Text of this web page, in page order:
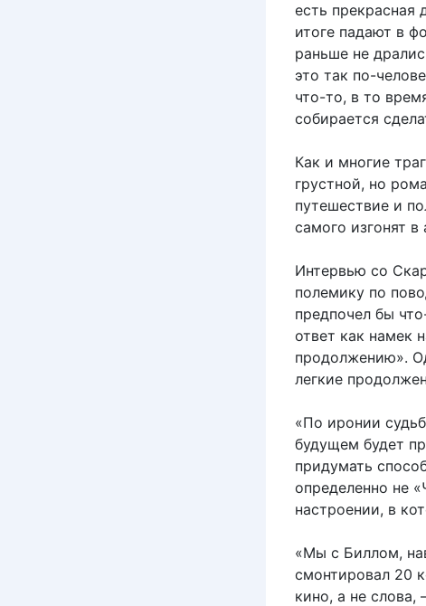
есть прекрасная
итоге падают в
раньше не
это так по-
что-то, в то
собирается
Как и многие
грустной, но
путешествие и
самого изгонят в
Интервью со
полемику по
предпочел бы
ответ как намек
продолжению».
легкие
«По иронии
будущем будет
придумать
определенно не
настроении, в
«Мы с Биллом,
смонтировал 20
кино, а не слова,